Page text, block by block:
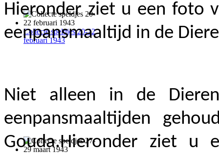
Collecte speldjes 20-22
februari 1943
Hieronder ziet u een foto
eenpansmaaltijd in de
Niet alleen in de
eenpansmaaltijden
Gouda.Hieronder ziet u